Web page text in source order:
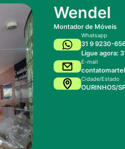
Wendel
Montador de Móveis
Whatsapp
31 9 9230-
Ligue agora:
E-mail
Cidade/Estado
OURINHOS/